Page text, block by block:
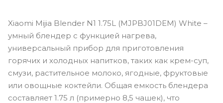
Xiаоmi Mijia Blender N1 1.75L (MJPBJ01DEM) White –
умный блендер с функцией нагрева,
универсальный прибор для приготовления
горячих и холодных напитков, таких как крем-суп,
смузи, растительное молоко, ягодные, фруктовые
или овощные коктейли. Общая емкость блендера
составляет 1.75 л (примерно 8,5 чашек), что